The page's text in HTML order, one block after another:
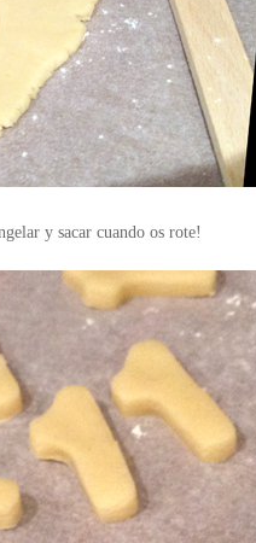
y sacar cuando os rote!